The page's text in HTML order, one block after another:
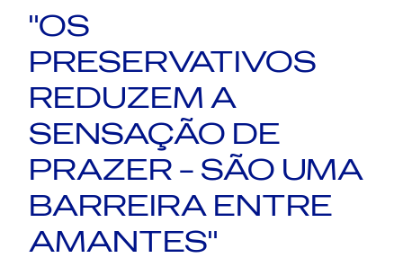
"OS
PRESERVATIVOS
REDUZEM A
SENSAÇÃO DE
PRAZER – SÃO UMA
BARREIRA ENTRE
AMANTES"